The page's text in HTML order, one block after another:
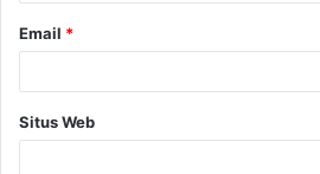
Email *
Situs Web